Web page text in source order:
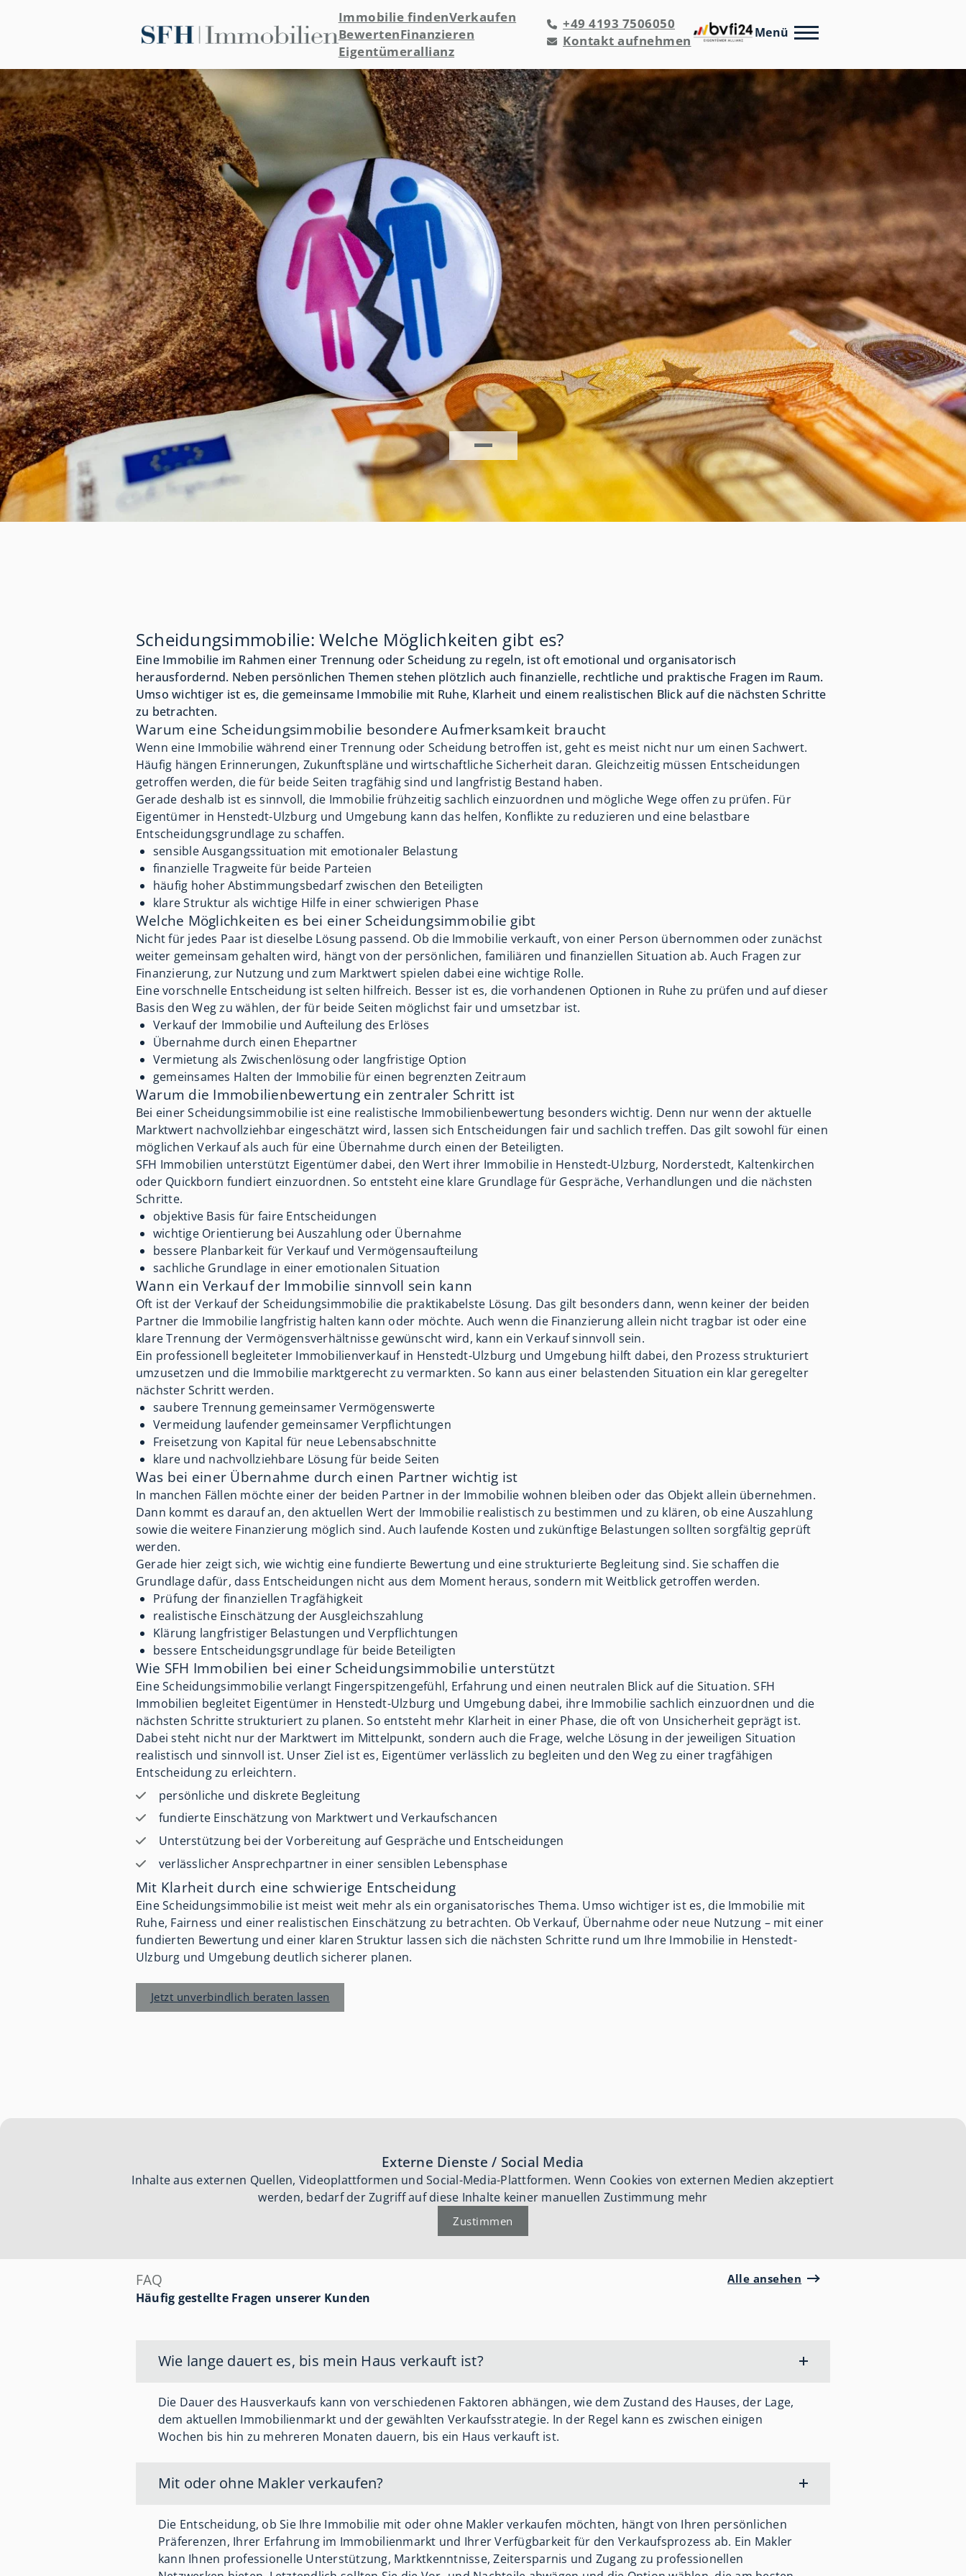
Immobilie findenVerkaufen
BewertenFinanzieren
Eigentümerallianz
+49 4193 7506050
Kontakt aufnehmen
Menü
Scheidungsimmobilie: Welche Möglichkeiten gibt es?
Eine Immobilie im Rahmen einer Trennung oder Scheidung zu regeln, ist oft emotional und organisatorisch
herausfordernd. Neben persönlichen Themen stehen plötzlich auch finanzielle, rechtliche und praktische Fragen im Raum.
Umso wichtiger ist es, die gemeinsame Immobilie mit Ruhe, Klarheit und einem realistischen Blick auf die nächsten Schritte
zu betrachten.
Warum eine Scheidungsimmobilie besondere Aufmerksamkeit braucht
Wenn eine Immobilie während einer Trennung oder Scheidung betroffen ist, geht es meist nicht nur um einen Sachwert.
Häufig hängen Erinnerungen, Zukunftspläne und wirtschaftliche Sicherheit daran. Gleichzeitig müssen Entscheidungen
getroffen werden, die für beide Seiten tragfähig sind und langfristig Bestand haben.
Gerade deshalb ist es sinnvoll, die Immobilie frühzeitig sachlich einzuordnen und mögliche Wege offen zu prüfen. Für
Eigentümer in Henstedt-Ulzburg und Umgebung kann das helfen, Konflikte zu reduzieren und eine belastbare
Entscheidungsgrundlage zu schaffen.
sensible Ausgangssituation mit emotionaler Belastung
finanzielle Tragweite für beide Parteien
häufig hoher Abstimmungsbedarf zwischen den Beteiligten
klare Struktur als wichtige Hilfe in einer schwierigen Phase
Welche Möglichkeiten es bei einer Scheidungsimmobilie gibt
Nicht für jedes Paar ist dieselbe Lösung passend. Ob die Immobilie verkauft, von einer Person übernommen oder zunächst
weiter gemeinsam gehalten wird, hängt von der persönlichen, familiären und finanziellen Situation ab. Auch Fragen zur
Finanzierung, zur Nutzung und zum Marktwert spielen dabei eine wichtige Rolle.
Eine vorschnelle Entscheidung ist selten hilfreich. Besser ist es, die vorhandenen Optionen in Ruhe zu prüfen und auf dieser
Basis den Weg zu wählen, der für beide Seiten möglichst fair und umsetzbar ist.
Verkauf der Immobilie und Aufteilung des Erlöses
Übernahme durch einen Ehepartner
Vermietung als Zwischenlösung oder langfristige Option
gemeinsames Halten der Immobilie für einen begrenzten Zeitraum
Warum die Immobilienbewertung ein zentraler Schritt ist
Bei einer Scheidungsimmobilie ist eine realistische Immobilienbewertung besonders wichtig. Denn nur wenn der aktuelle
Marktwert nachvollziehbar eingeschätzt wird, lassen sich Entscheidungen fair und sachlich treffen. Das gilt sowohl für einen
möglichen Verkauf als auch für eine Übernahme durch einen der Beteiligten.
SFH Immobilien unterstützt Eigentümer dabei, den Wert ihrer Immobilie in Henstedt-Ulzburg, Norderstedt, Kaltenkirchen
oder Quickborn fundiert einzuordnen. So entsteht eine klare Grundlage für Gespräche, Verhandlungen und die nächsten
Schritte.
objektive Basis für faire Entscheidungen
wichtige Orientierung bei Auszahlung oder Übernahme
bessere Planbarkeit für Verkauf und Vermögensaufteilung
sachliche Grundlage in einer emotionalen Situation
Wann ein Verkauf der Immobilie sinnvoll sein kann
Oft ist der Verkauf der Scheidungsimmobilie die praktikabelste Lösung. Das gilt besonders dann, wenn keiner der beiden
Partner die Immobilie langfristig halten kann oder möchte. Auch wenn die Finanzierung allein nicht tragbar ist oder eine
klare Trennung der Vermögensverhältnisse gewünscht wird, kann ein Verkauf sinnvoll sein.
Ein professionell begleiteter Immobilienverkauf in Henstedt-Ulzburg und Umgebung hilft dabei, den Prozess strukturiert
umzusetzen und die Immobilie marktgerecht zu vermarkten. So kann aus einer belastenden Situation ein klar geregelter
nächster Schritt werden.
saubere Trennung gemeinsamer Vermögenswerte
Vermeidung laufender gemeinsamer Verpflichtungen
Freisetzung von Kapital für neue Lebensabschnitte
klare und nachvollziehbare Lösung für beide Seiten
Was bei einer Übernahme durch einen Partner wichtig ist
In manchen Fällen möchte einer der beiden Partner in der Immobilie wohnen bleiben oder das Objekt allein übernehmen.
Dann kommt es darauf an, den aktuellen Wert der Immobilie realistisch zu bestimmen und zu klären, ob eine Auszahlung
sowie die weitere Finanzierung möglich sind. Auch laufende Kosten und zukünftige Belastungen sollten sorgfältig geprüft
werden.
Gerade hier zeigt sich, wie wichtig eine fundierte Bewertung und eine strukturierte Begleitung sind. Sie schaffen die
Grundlage dafür, dass Entscheidungen nicht aus dem Moment heraus, sondern mit Weitblick getroffen werden.
Prüfung der finanziellen Tragfähigkeit
realistische Einschätzung der Ausgleichszahlung
Klärung langfristiger Belastungen und Verpflichtungen
bessere Entscheidungsgrundlage für beide Beteiligten
Wie SFH Immobilien bei einer Scheidungsimmobilie unterstützt
Eine Scheidungsimmobilie verlangt Fingerspitzengefühl, Erfahrung und einen neutralen Blick auf die Situation. SFH
Immobilien begleitet Eigentümer in Henstedt-Ulzburg und Umgebung dabei, ihre Immobilie sachlich einzuordnen und die
nächsten Schritte strukturiert zu planen. So entsteht mehr Klarheit in einer Phase, die oft von Unsicherheit geprägt ist.
Dabei steht nicht nur der Marktwert im Mittelpunkt, sondern auch die Frage, welche Lösung in der jeweiligen Situation
realistisch und sinnvoll ist. Unser Ziel ist es, Eigentümer verlässlich zu begleiten und den Weg zu einer tragfähigen
Entscheidung zu erleichtern.
persönliche und diskrete Begleitung
fundierte Einschätzung von Marktwert und Verkaufschancen
Unterstützung bei der Vorbereitung auf Gespräche und Entscheidungen
verlässlicher Ansprechpartner in einer sensiblen Lebensphase
Mit Klarheit durch eine schwierige Entscheidung
Eine Scheidungsimmobilie ist meist weit mehr als ein organisatorisches Thema. Umso wichtiger ist es, die Immobilie mit
Ruhe, Fairness und einer realistischen Einschätzung zu betrachten. Ob Verkauf, Übernahme oder neue Nutzung – mit einer
fundierten Bewertung und einer klaren Struktur lassen sich die nächsten Schritte rund um Ihre Immobilie in Henstedt-
Ulzburg und Umgebung deutlich sicherer planen.
Jetzt unverbindlich beraten lassen
Externe Dienste / Social Media
Inhalte aus externen Quellen, Videoplattformen und Social-Media-Plattformen. Wenn Cookies von externen Medien akzeptiert
werden, bedarf der Zugriff auf diese Inhalte keiner manuellen Zustimmung mehr
Zustimmen
FAQ
Häufig gestellte Fragen unserer Kunden
Alle ansehen
Wie lange dauert es, bis mein Haus verkauft ist?
Die Dauer des Hausverkaufs kann von verschiedenen Faktoren abhängen, wie dem Zustand des Hauses, der Lage,
dem aktuellen Immobilienmarkt und der gewählten Verkaufsstrategie. In der Regel kann es zwischen einigen
Wochen bis hin zu mehreren Monaten dauern, bis ein Haus verkauft ist.
Mit oder ohne Makler verkaufen?
Die Entscheidung, ob Sie Ihre Immobilie mit oder ohne Makler verkaufen möchten, hängt von Ihren persönlichen
Präferenzen, Ihrer Erfahrung im Immobilienmarkt und Ihrer Verfügbarkeit für den Verkaufsprozess ab. Ein Makler
kann Ihnen professionelle Unterstützung, Marktkenntnisse, Zeitersparnis und Zugang zu professionellen